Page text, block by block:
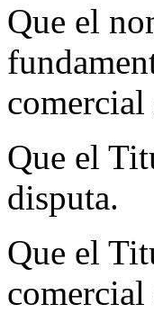
Que el
Que el
disputa.
Que el